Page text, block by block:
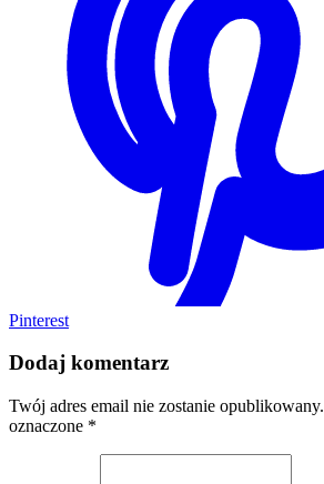
Pinterest
Dodaj komentarz
Twój adres email nie zostanie opublikowany.
oznaczone *